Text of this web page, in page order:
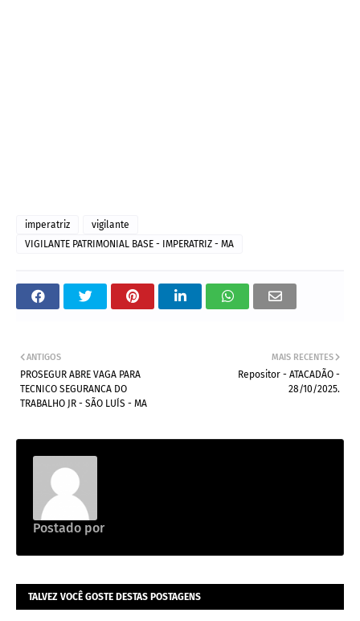
imperatriz
vigilante
VIGILANTE PATRIMONIAL BASE - IMPERATRIZ - MA
MAIS RECENTES
Repositor - ATACADÃO -
28/10/2025.
ANTIGOS
PROSEGUR ABRE VAGA PARA
TECNICO SEGURANCA DO
TRABALHO JR - SÃO LUÍS - MA
Postado por
TALVEZ VOCÊ GOSTE DESTAS POSTAGENS